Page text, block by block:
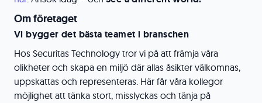
Om företaget
Vi bygger det bästa teamet i branschen
Hos Securitas Technology tror vi på att främja våra
olikheter och skapa en miljö där allas åsikter välkomnas,
uppskattas och representeras. Här får våra kollegor
möjlighet att tänka stort, misslyckas och tänja på